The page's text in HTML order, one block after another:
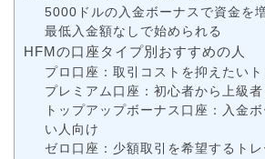
5000ドルの入金ボーナスで資金を
最低入金額なしで始められる
HFMの口座タイプ別おすすめの人
プロ口座：取引コストを抑えたい
プレミアム口座：初心者から上級者
トップアップボーナス口座：入金
い人向け
ゼロ口座：少額取引を希望するト